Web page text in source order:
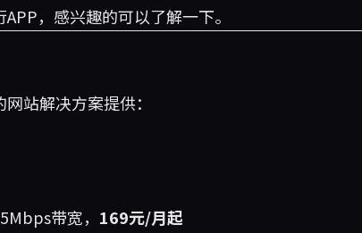
，感兴趣的可以了解一下。
站解决方案提供：
带宽， 169元/月起